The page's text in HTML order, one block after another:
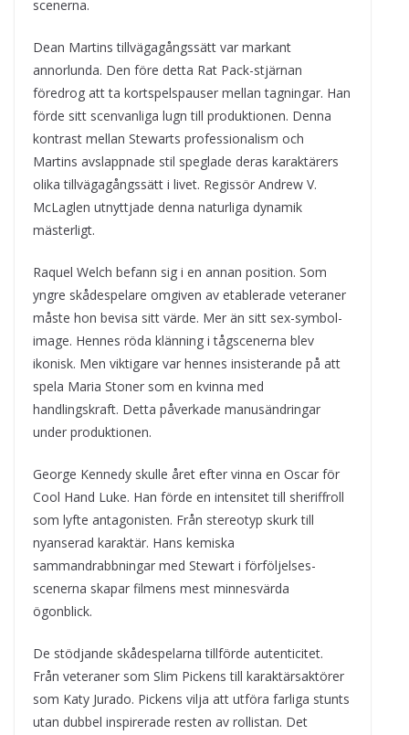
scenerna.
Dean Martins tillvägagångssätt var markant
annorlunda. Den före detta Rat Pack-stjärnan
föredrog att ta kortspelspauser mellan tagningar. Han
förde sitt scenvanliga lugn till produktionen. Denna
kontrast mellan Stewarts professionalism och
Martins avslappnade stil speglade deras karaktärers
olika tillvägagångssätt i livet. Regissör Andrew V.
McLaglen utnyttjade denna naturliga dynamik
mästerligt.
Raquel Welch befann sig i en annan position. Som
yngre skådespelare omgiven av etablerade veteraner
måste hon bevisa sitt värde. Mer än sitt sex-symbol-
image. Hennes röda klänning i tågscenerna blev
ikonisk. Men viktigare var hennes insisterande på att
spela Maria Stoner som en kvinna med
handlingskraft. Detta påverkade manusändringar
under produktionen.
George Kennedy skulle året efter vinna en Oscar för
Cool Hand Luke. Han förde en intensitet till sheriffroll
som lyfte antagonisten. Från stereotyp skurk till
nyanserad karaktär. Hans kemiska
sammandrabbningar med Stewart i förföljelses-
scenerna skapar filmens mest minnesvärda
ögonblick.
De stödjande skådespelarna tillförde autenticitet.
Från veteraner som Slim Pickens till karaktärsaktörer
som Katy Jurado. Pickens vilja att utföra farliga stunts
utan dubbel inspirerade resten av rollistan. Det